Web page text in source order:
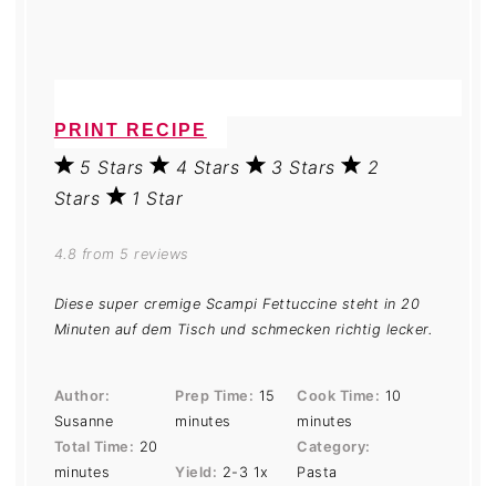
PRINT RECIPE
5 Stars 4 Stars 3 Stars
2
Stars
1 Star
4.8 from 5 reviews
Diese super cremige Scampi Fettuccine steht in 20
Minuten auf dem Tisch und schmecken richtig lecker.
Author:
Susanne
Prep Time: 15
minutes
Cook Time: 10
minutes
Total Time: 20
minutes
Yield: 2-3 1x
Category:
Pasta